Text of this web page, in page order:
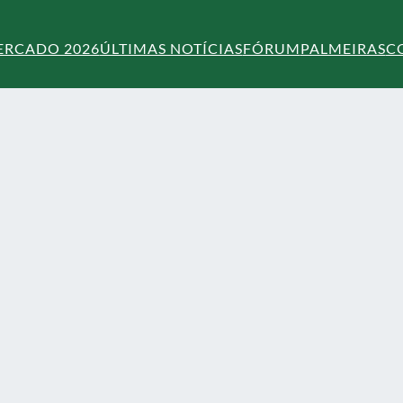
2026ÚLTIMAS NOTÍCIASFÓRUMPALMEIRAS